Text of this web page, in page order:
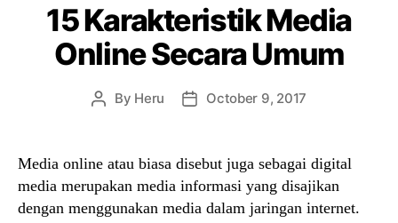
15 Karakteristik Media
Online Secara Umum
Post
By Heru
PostOctober 9, 2017
Media online atau biasa disebut juga sebagai digital
media merupakan media informasi yang disajikan
dengan menggunakan media dalam jaringan internet.